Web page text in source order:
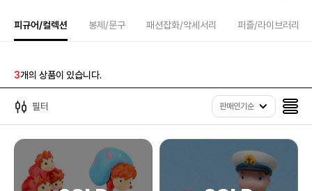
피규어/컬렉션 봉제/문구 패션잡화/악세서리 퍼즐/라이브러리
3개의 상품이 있습니다.
필터 판매인기순